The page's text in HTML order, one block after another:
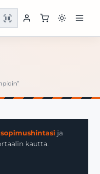
sopimushintasi ja
kautta.